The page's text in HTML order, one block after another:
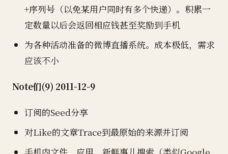
+序列号（以免某用户同时有多个快递）。积累一
定数量以后会返回相应钱甚至奖励到手机
为各种活动准备的微博直播系统。成本极低，需求
应该不小
Note们(9) 2011-12-9
订阅的Seed分享
对Like的文章Trace到最原始的来源并订阅